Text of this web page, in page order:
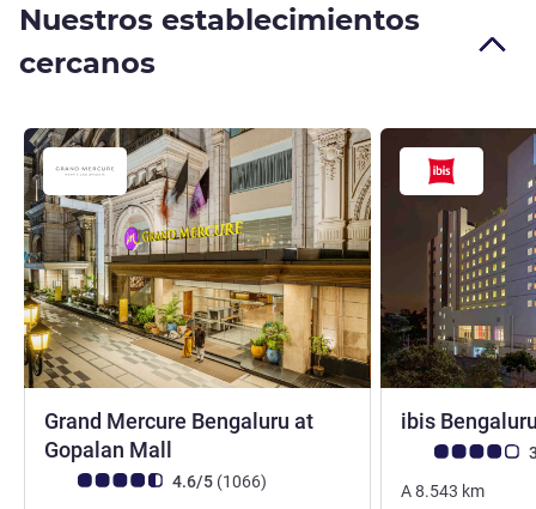
Nuestros establecimientos
cercanos
Grand Mercure Bengaluru at
Gopalan Mall
Nota de clientes de Avis (Clasificación de ALL)
4.6/5 (1066opiniones
)
ibis
Nota de clientes
A8.543 km